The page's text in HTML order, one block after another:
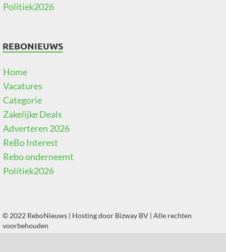
Politiek2026
REBONIEUWS
Home
Vacatures
Categorie
Zakelijke Deals
Adverteren 2026
ReBo Interest
Rebo onderneemt
Politiek2026
© 2022 ReboNieuws | Hosting door Bizway BV | Alle rechten
voorbehouden